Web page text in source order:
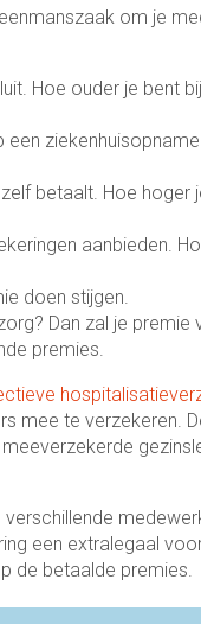
om je
Hoe ouder je bent
betaalt. Hoe hoger
aanbieden.
doen stijgen.
Dan zal je premie
premies.
mee te verzekeren.
een extralegaal
de betaalde premies.